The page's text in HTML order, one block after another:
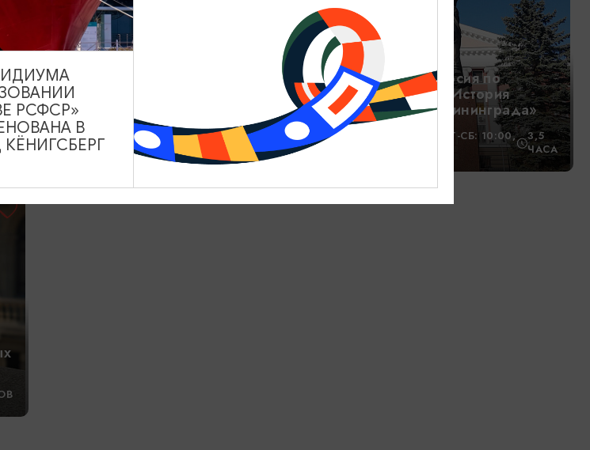
Обзорная экскурсия по
Калининграду: «История
Кёнигсберга-Калининграда»
ПН: 10:00, 15:00; ВТ-СБ: 10:00,
3,5
ЧАСА
РСФСР»
В